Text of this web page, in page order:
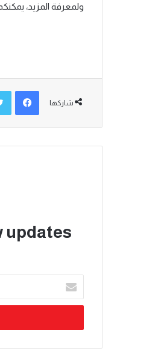
ولمعرفة المزيد،
شاركها